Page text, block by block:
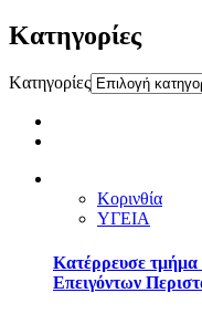
Kατηγορίες
Kατηγορίες
Κορινθία
ΥΓΕΙΑ
Kατέρρευσε
Επειγόντων